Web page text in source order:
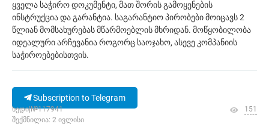
ყველა საჭირო დოკუმენტი, მათ შორის გამოყენების
ინსტრუქცია და გარანტია. საგარანტიო პირობები მოიცავს 2
წლიან მომსახურებას მწარმოებლის მხრიდან. მოწყობილობა
იდეალური არჩევანია როგორც საოჯახო, ასევე კომპანიის
საჭიროებებისთვის.
Subscription to Telegram
ხედი|№117941
შექმნილია: 2 ივლისი
151